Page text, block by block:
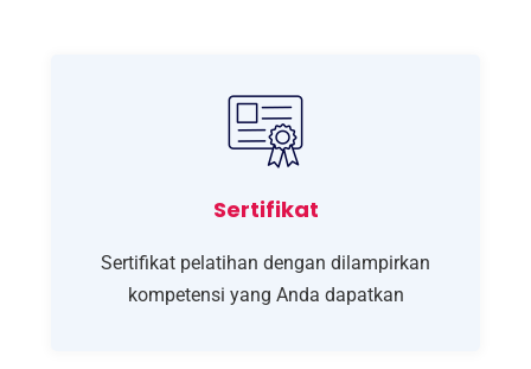
Sertifikat
Sertifikat pelatihan dengan dilampirkan
kompetensi yang Anda dapatkan